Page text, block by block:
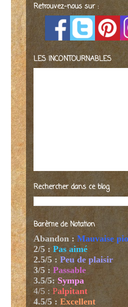
Retrouvez-nous sur :
LES INCONTOURNABLES
Rechercher dans ce blog
Barème de Notation
Abandon : Mauvaise
2/5 : Pas aimé
2.5/5 : Peu de plaisir
3/5 : Passable
3.5/5: Sympa
4/5 : Palpitant
4.5/5 : Excellent